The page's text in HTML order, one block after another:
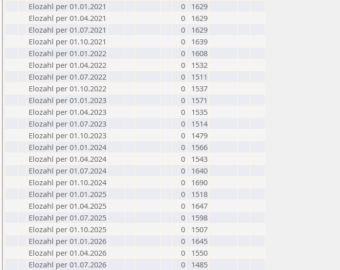
Elozahl per 01.01.2021
0
1629
Elozahl per 01.04.2021
0
1629
Elozahl per 01.07.2021
0
1629
Elozahl per 01.10.2021
0
1639
Elozahl per 01.01.2022
0
1608
Elozahl per 01.04.2022
0
1532
Elozahl per 01.07.2022
0
1511
Elozahl per 01.10.2022
0
1537
Elozahl per 01.01.2023
0
1571
Elozahl per 01.04.2023
0
1535
Elozahl per 01.07.2023
0
1514
Elozahl per 01.10.2023
0
1479
Elozahl per 01.01.2024
0
1566
Elozahl per 01.04.2024
0
1543
Elozahl per 01.07.2024
0
1640
Elozahl per 01.10.2024
0
1690
Elozahl per 01.01.2025
0
1518
Elozahl per 01.04.2025
0
1647
Elozahl per 01.07.2025
0
1598
Elozahl per 01.10.2025
0
1507
Elozahl per 01.01.2026
0
1645
Elozahl per 01.04.2026
0
1550
Elozahl per 01.07.2026
0 1485